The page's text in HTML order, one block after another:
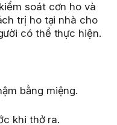
soát cơn ho và
trị ho tại nhà cho
có thể thực hiện.
bằng miệng.
khi thở ra.